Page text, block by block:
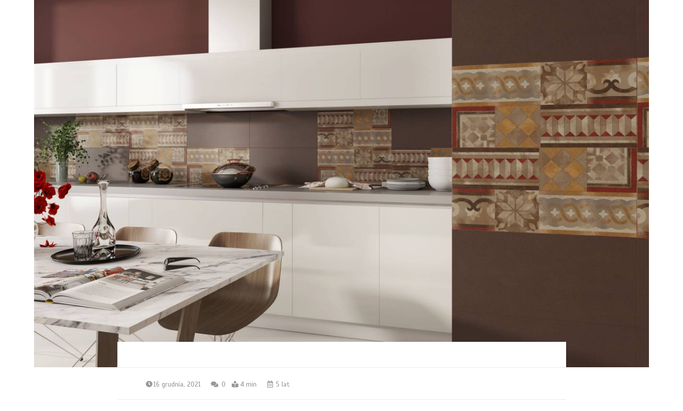
16 grudnia, 2021 0 4 min 5 lat